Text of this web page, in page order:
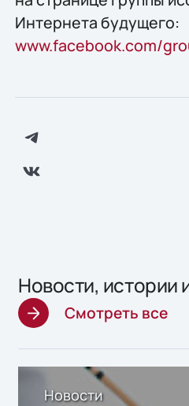
Интернета будущего:
www.facebook.com/
Новости, истории
Смотреть все
Новости